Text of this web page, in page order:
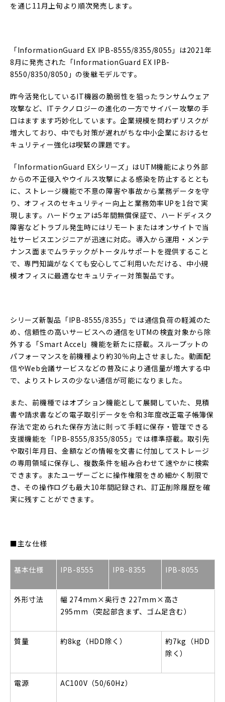
を通じ11月上旬より順次発売します。
「InformationGuard EX IPB-8555/8355/8055」は2021年
8月に発売された「InformationGuard EX IPB-
8550/8350/8050」の後継モデルです。
昨今活発化しているIT機器の脆弱性を狙ったランサムウェア
攻撃など、ITテクノロジーの進化の一方でサイバー攻撃の手
口はますます巧妙化しています。企業規模を問わずリスクが
増大しており、中でも対策が遅れがちな中小企業におけるセ
キュリティー強化は喫緊の課題です。
「InformationGuard EXシリーズ」はUTM機能により外部
からの不正侵入やウイルス攻撃による感染を防止するととも
に、ストレージ機能で不意の障害や事故から業務データを守
り、オフィスのセキュリティー向上と業務効率UPを1台で実
現します。ハードウェアは5年間無償保証で、ハードディスク
障害などトラブル発生時にはリモートまたはオンサイトで当
社サービスエンジニアが迅速に対応。導入から運用・メンテ
ナンス面までムラテックがトータルサポートを提供すること
で、専門知識がなくても安心してご利用いただける、中小規
模オフィスに最適なセキュリティー対策製品です。
シリーズ新製品「IPB-8555/8355」では通信負荷の軽減のた
め、信頼性の高いサービスへの通信をUTMの検査対象から除
外する「Smart Accel」機能を新たに搭載。スループットの
パフォーマンスを前機種より約30％向上させました。動画配
信やWeb会議サービスなどの普及により通信量が増大する中
で、よりストレスの少ない通信が可能になりました。
また、前機種ではオプション機能として展開していた、見積
書や請求書などの電子取引データを令和3年度改正電子帳簿保
存法で定められた保存方法に則って手軽に保存・管理できる
支援機能を「IPB-8555/8355/8055」では標準搭載。取引先
や取引年月日、金額などの情報を文書に付加してストレージ
の専用領域に保存し、複数条件を組み合わせて速やかに検索
できます。またユーザーごとに操作権限をきめ細かく制限で
き、その操作ログも最大10年間記録され、訂正削除履歴を確
実に残すことができます。
■主な仕様
基本仕様 IPB-8555 IPB-8355 IPB-8055
外形寸法
幅 274mm×奥行き 227mm×高さ
295mm（突起部含まず、ゴム足含む）
質量 約8kg（HDD除く）
約7kg（HDD
除く）
電源 AC100V （50/60Hz）